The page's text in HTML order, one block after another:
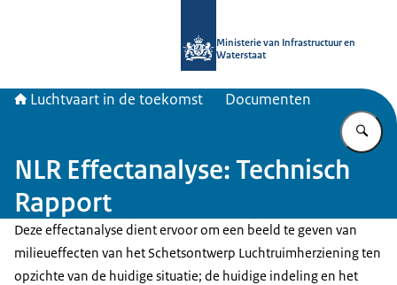
Ministerie van Infrastructuur en
Waterstaat
Luchtvaart in de toekomst Documenten
NLR Effectanalyse: Technisch
Rapport
Deze effectanalyse dient ervoor om een beeld te geven van
milieueffecten van het Schetsontwerp Luchtruimherziening ten
opzichte van de huidige situatie; de huidige indeling en het